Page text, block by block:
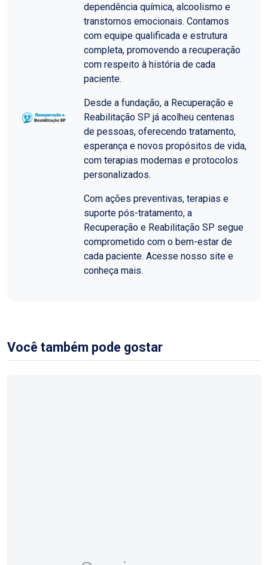
dependência química, alcoolismo e
transtornos emocionais. Contamos
com equipe qualificada e estrutura
completa, promovendo a recuperação
com respeito à história de cada
paciente.
Desde a fundação, a Recuperação e
Reabilitação SP já acolheu centenas
de pessoas, oferecendo tratamento,
esperança e novos propósitos de vida,
com terapias modernas e protocolos
personalizados.
Com ações preventivas, terapias e
suporte pós-tratamento, a
Recuperação e Reabilitação SP segue
comprometido com o bem-estar de
cada paciente. Acesse nosso site e
conheça mais.
Você também pode gostar